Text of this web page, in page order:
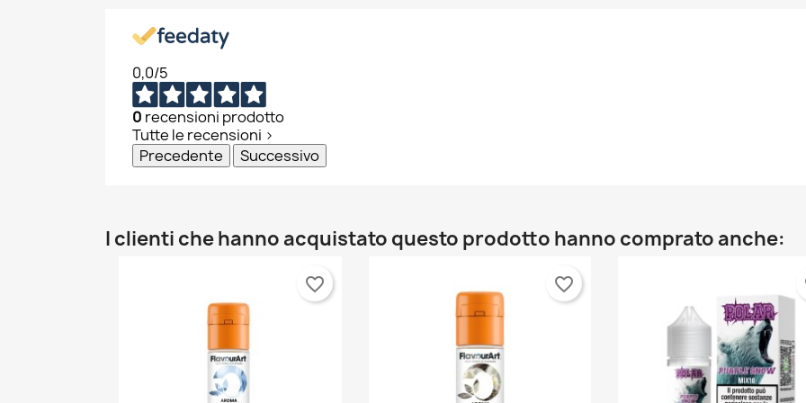
0,0/5
0 recensioni prodotto
Tutte le recensioni >
Precedente
Successivo
I clienti che hanno acquistato questo prodotto hanno comprato anche:
favorite_border favorite_border